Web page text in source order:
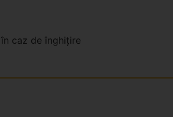
în caz de înghițire